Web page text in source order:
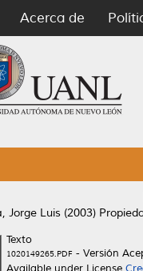
Acerca de
Jorge Luis (2003)
Texto
1020149265.PDF - Versión